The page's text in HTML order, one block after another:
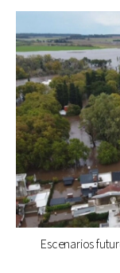
Escenarios